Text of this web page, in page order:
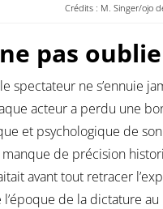
Crédits : M. Singer/ojo
pas
spectateur ne s’ennuie
acteur a perdu une
et psychologique de
de précision
avant tout retracer
l’époque de la dictature